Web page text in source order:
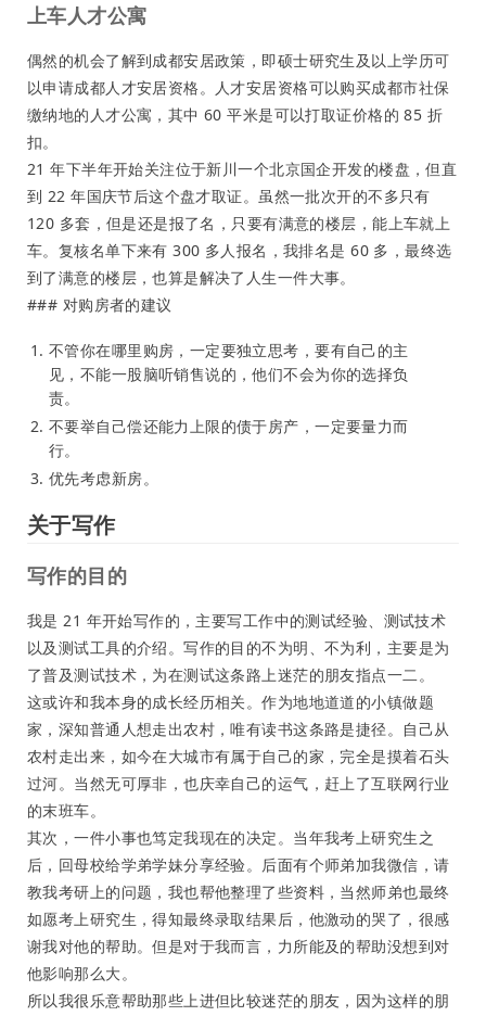
上车人才公寓
偶然的机会了解到成都安居政策，即硕士研究生及以上学历可
以申请成都人才安居资格。人才安居资格可以购买成都市社保
缴纳地的人才公寓，其中 60 平米是可以打取证价格的 85 折
扣。
21 年下半年开始关注位于新川一个北京国企开发的楼盘，但直
到 22 年国庆节后这个盘才取证。虽然一批次开的不多只有
120 多套，但是还是报了名，只要有满意的楼层，能上车就上
车。复核名单下来有 300 多人报名，我排名是 60 多，最终选
到了满意的楼层，也算是解决了人生一件大事。
### 对购房者的建议
不管你在哪里购房，一定要独立思考，要有自己的主
见，不能一股脑听销售说的，他们不会为你的选择负
责。
不要举自己偿还能力上限的债于房产，一定要量力而
行。
优先考虑新房。
关于写作
写作的目的
我是 21 年开始写作的，主要写工作中的测试经验、测试技术
以及测试工具的介绍。写作的目的不为明、不为利，主要是为
了普及测试技术，为在测试这条路上迷茫的朋友指点一二。
这或许和我本身的成长经历相关。作为地地道道的小镇做题
家，深知普通人想走出农村，唯有读书这条路是捷径。自己从
农村走出来，如今在大城市有属于自己的家，完全是摸着石头
过河。当然无可厚非，也庆幸自己的运气，赶上了互联网行业
的末班车。
其次，一件小事也笃定我现在的决定。当年我考上研究生之
后，回母校给学弟学妹分享经验。后面有个师弟加我微信，请
教我考研上的问题，我也帮他整理了些资料，当然师弟也最终
如愿考上研究生，得知最终录取结果后，他激动的哭了，很感
谢我对他的帮助。但是对于我而言，力所能及的帮助没想到对
他影响那么大。
所以我很乐意帮助那些上进但比较迷茫的朋友，因为这样的朋